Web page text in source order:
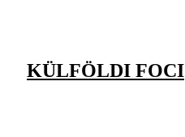
KÜLFÖLDI FOCI